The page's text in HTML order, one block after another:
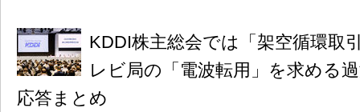
KDDI株主総会では「架空循環取
レビ局の「電波転用」を求める
応答まとめ